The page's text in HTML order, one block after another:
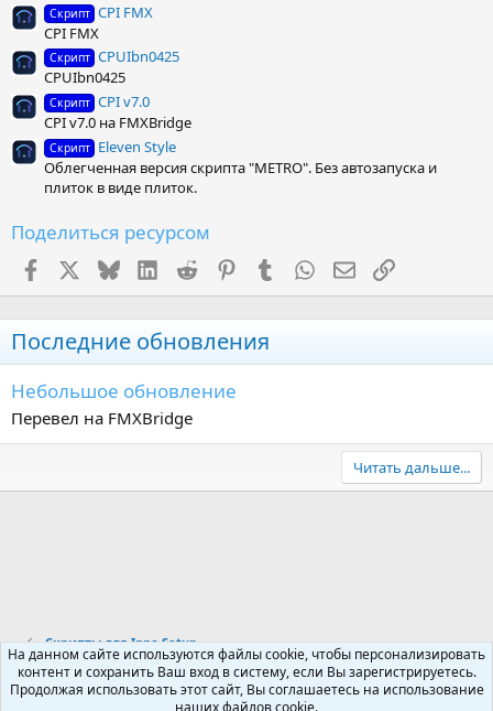
Скрипт CPI FMX
CPI FMX
Скрипт CPUIbn0425
CPUIbn0425
Скрипт CPI v7.0
CPI v7.0 на FMXBridge
Скрипт Eleven Style
Облегченная версия скрипта "METRO". Без автозапуска и
плиток в виде плиток.
Поделиться ресурсом
FacebookX (Twitter)
BlueskyLinkedInReddit PinterestTumblr WhatsApp
Электронная
Ссылка
Последние обновления
Небольшое обновление
Перевел на FMXBridge
Читать дальше...
Скрипты для Inno Setup
Russian (RU)
На данном сайте используются файлы cookie, чтобы персонализировать
контент и сохранить Ваш вход в систему, если Вы зарегистрируетесь.
Продолжая использовать этот сайт, Вы соглашаетесь на использование
наших файлов cookie.